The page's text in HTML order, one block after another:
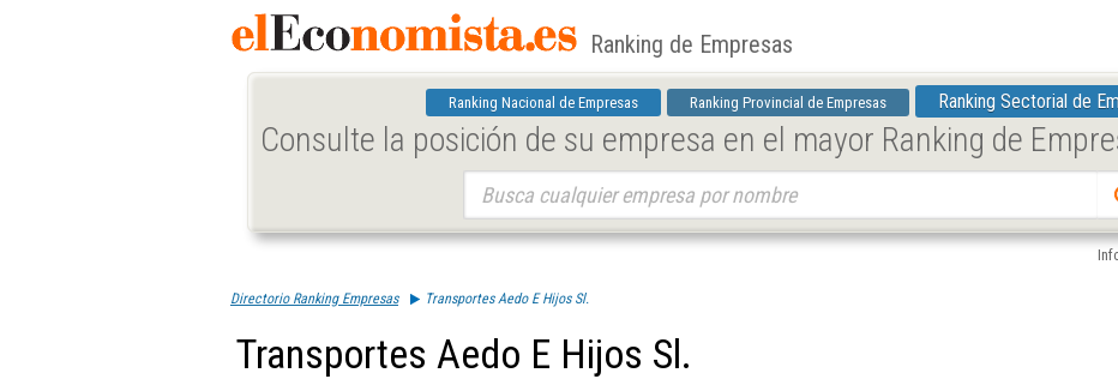
Ranking de Empresas
Ranking Nacional de Empresas Ranking Provincial de Empresas Ranking Sectorial de
Consulte la posición de su empresa en el mayor Ranking de
Directorio Ranking Empresas Transportes Aedo E Hijos Sl.
Transportes Aedo E Hijos Sl.